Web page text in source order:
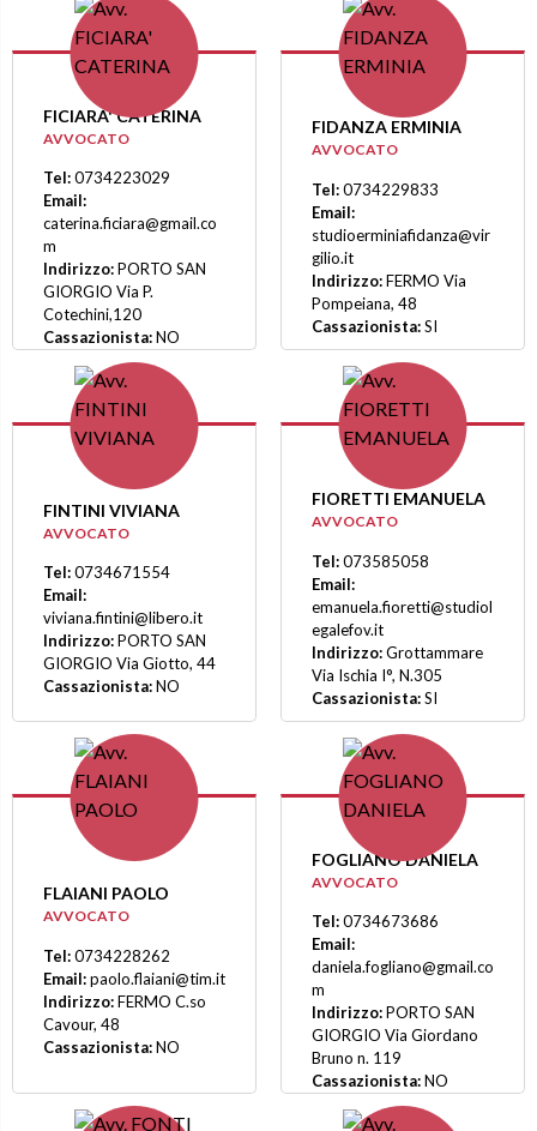
FICIARA' CATERINA
AVVOCATO
Tel:0734223029
Email:
caterina.ficiara@gmail.co
m
Indirizzo:PORTO SAN
GIORGIO Via P.
Cotechini,120
Cassazionista:NO
FIDANZA ERMINIA
AVVOCATO
Tel:0734229833
Email:
studioerminiafidanza@vir
gilio.it
Indirizzo:FERMO Via
Pompeiana, 48
Cassazionista:SI
FINTINI VIVIANA
AVVOCATO
Tel:0734671554
Email:
viviana.fintini@libero.it
Indirizzo:PORTO SAN
GIORGIO Via Giotto, 44
Cassazionista:NO
FIORETTI EMANUELA
AVVOCATO
Tel:073585058
Email:
emanuela.fioretti@studiol
egalefov.it
Indirizzo:Grottammare
Via Ischia I°, N.305
Cassazionista:SI
FLAIANI PAOLO
AVVOCATO
Tel:0734228262
Email:paolo.flaiani@tim.it
Indirizzo:FERMO C.so
Cavour, 48
Cassazionista:NO
FOGLIANO DANIELA
AVVOCATO
Tel:0734673686
Email:
daniela.fogliano@gmail.co
m
Indirizzo:PORTO SAN
GIORGIO Via Giordano
Bruno n. 119
Cassazionista:NO